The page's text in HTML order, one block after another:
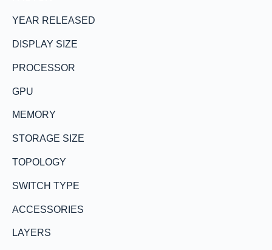
YEAR RELEASED
DISPLAY SIZE
PROCESSOR
GPU
MEMORY
STORAGE SIZE
TOPOLOGY
SWITCH TYPE
ACCESSORIES
LAYERS